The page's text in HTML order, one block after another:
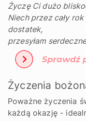
Życzę Ci dużo
Niech przez cały
dostatek,
przesyłam
Życzenia
Poważne życzenia
każdą okazję -